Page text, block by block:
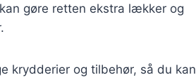
gøre retten ekstra lækker og
krydderier og tilbehør, så du kan